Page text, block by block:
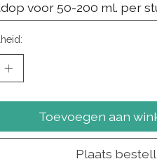
Toevoegen aan
Plaats